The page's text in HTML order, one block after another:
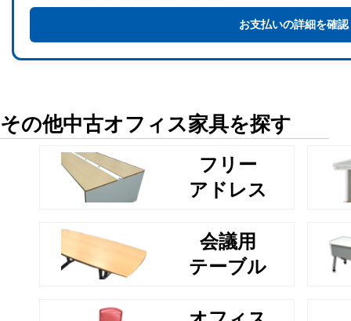
お支払いの詳細を確認
その他中古オフィス家具を探す
フリー
アドレス
会議用
テーブル